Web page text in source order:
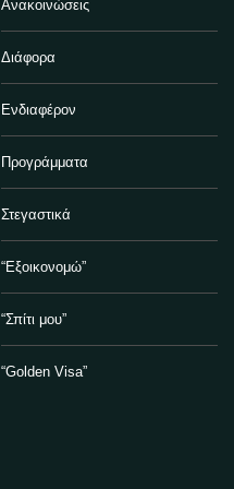
Ανακοινώσεις
Διάφορα
Ενδιαφέρον
Προγράμματα
Στεγαστικά
“Εξοικονομώ”
“Σπίτι μου”
“Golden Visa”